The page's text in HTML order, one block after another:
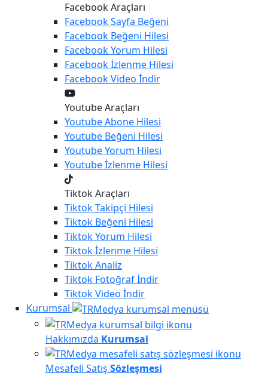
Facebook Araçları
FacebookSayfa Beğeni
Facebook Beğeni Hilesi
FacebookYorum Hilesi
Facebookİzlenme Hilesi
FacebookVideo İndir
Youtube Araçları
YoutubeAbone Hilesi
Youtube Beğeni Hilesi
YoutubeYorum Hilesi
Youtubeİzlenme Hilesi
Tiktok Araçları
TiktokTakipçi Hilesi
Tiktok Beğeni Hilesi
TiktokYorum Hilesi
Tiktokİzlenme Hilesi
TiktokAnaliz
Tiktok Fotoğraf İndir
TiktokVideo İndir
Kurumsal
Hakkımızda Kurumsal
Mesafeli Satış Sözleşmesi